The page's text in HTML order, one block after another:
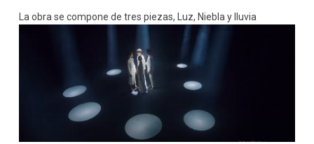
La obra se compone de tres piezas, Luz, Niebla y lluvia